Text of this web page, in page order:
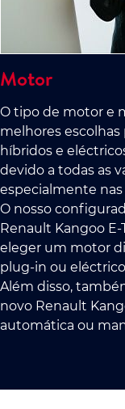
Motor
O tipo de motor e
melhores
híbridos e
devido a todas as
especialmente nas
O nosso
Renault Kangoo
eleger um motor
plug-in ou
Além disso,
novo Renault
automática ou